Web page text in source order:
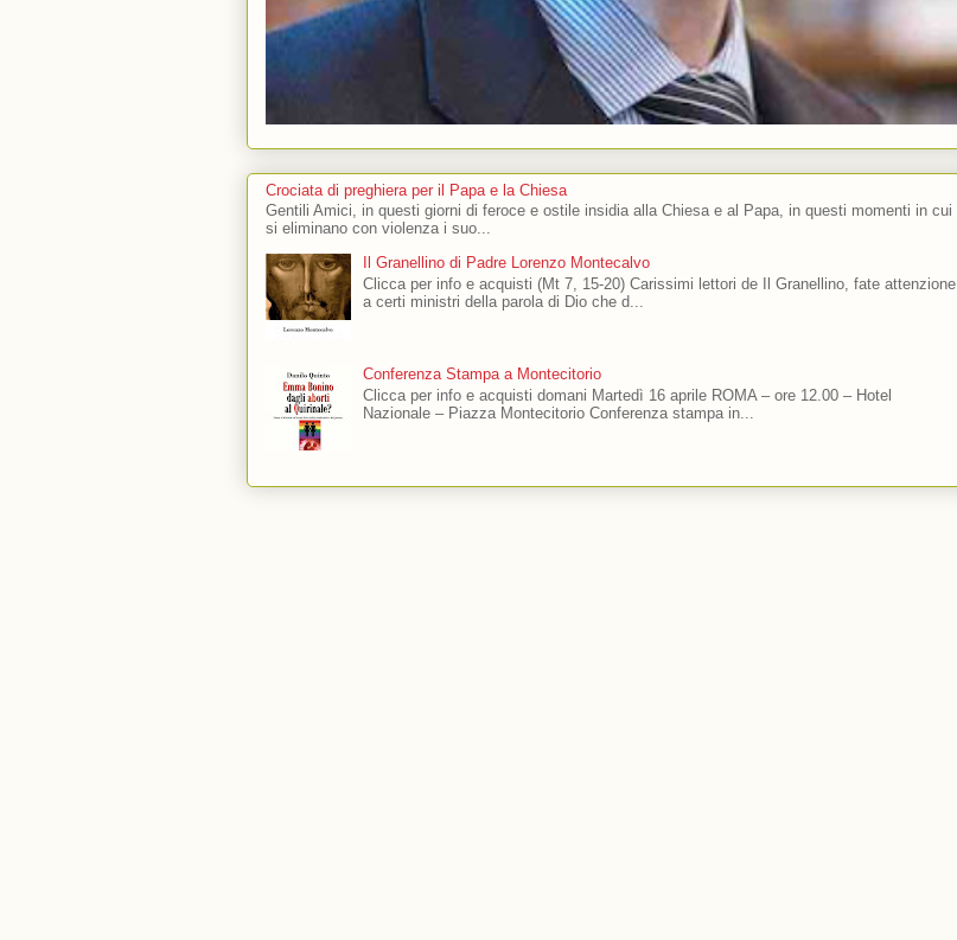
Crociata di preghiera per il Papa e la Chiesa
Gentili Amici, in questi giorni di feroce e ostile insidia alla Chiesa e al Papa, in questi momenti in cui
si eliminano con violenza i suo...
Il Granellino di Padre Lorenzo Montecalvo
Clicca per info e acquisti (Mt 7, 15-20) Carissimi lettori de Il Granellino, fate attenzione
a certi ministri della parola di Dio che d...
Conferenza Stampa a Montecitorio
Clicca per info e acquisti domani Martedì 16 aprile ROMA – ore 12.00 – Hotel
Nazionale – Piazza Montecitorio Conferenza stampa in...